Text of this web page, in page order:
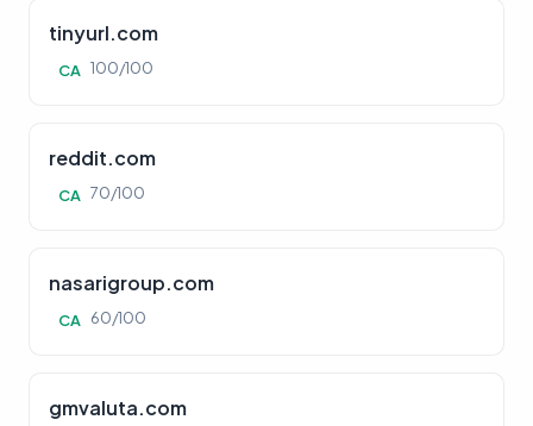
tinyurl.com
CA 100/100
reddit.com
CA 70/100
nasarigroup.com
CA 60/100
gmvaluta.com